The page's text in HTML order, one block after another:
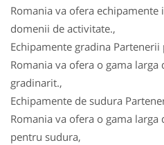
Romania va ofera
domenii de activitate.,
Echipamente gradina
Romania va ofera o gama
gradinarit.,
Echipamente de sudura
Romania va ofera o gama larga
pentru sudura,